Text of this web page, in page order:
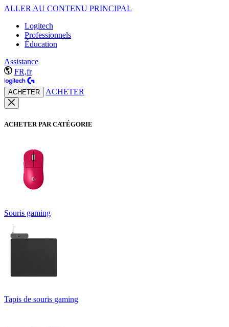
ALLER AU CONTENU PRINCIPAL
Logitech
Professionnels
Éducation
Assistance
FR,fr
ACHETER ACHETER
ACHETER PAR CATÉGORIE
Souris gaming
Tapis de souris gaming